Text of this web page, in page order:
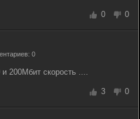
0 0
0
200Мбит скорость ....
3 0